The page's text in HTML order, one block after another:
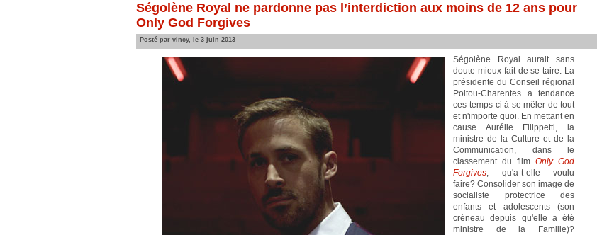
Ségolène Royal ne pardonne pas l’interdiction aux moins de 12 ans pour
Only God Forgives
Posté par vincy, le 3 juin 2013
Ségolène Royal aurait sans
doute mieux fait de se taire. La
présidente du Conseil régional
Poitou-Charentes a tendance
ces temps-ci à se mêler de tout
et n'importe quoi. En mettant en
cause Aurélie Filippetti, la
ministre de la Culture et de la
Communication, dans le
classement du film Only God
Forgives, qu'a-t-elle voulu
faire? Consolider son image de
socialiste protectrice des
enfants et adolescents (son
créneau depuis qu'elle a été
ministre de la Famille)?